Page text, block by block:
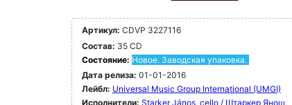
Артикул: CDVP 3227116
Состав: 35 CD
Состояние: Новое. Заводская упаковка.
Дата релиза: 01-01-2016
Лейбл: Universal Music Group International (UMGI)
Исполнители: Starker János, cello / Штаркер Янош,